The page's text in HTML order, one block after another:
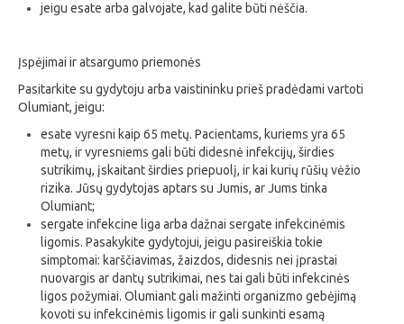
jeigu esate arba galvojate, kad galite būti nėščia.
Įspėjimai ir atsargumo priemonės
Pasitarkite su gydytoju arba vaistininku prieš pradėdami vartoti
Olumiant, jeigu:
esate vyresni kaip 65 metų. Pacientams, kuriems yra 65
metų, ir vyresniems gali būti didesnė infekcijų, širdies
sutrikimų, įskaitant širdies priepuolį, ir kai kurių rūšių vėžio
rizika. Jūsų gydytojas aptars su Jumis, ar Jums tinka
Olumiant;
sergate infekcine liga arba dažnai sergate infekcinėmis
ligomis. Pasakykite gydytojui, jeigu pasireiškia tokie
simptomai: karščiavimas, žaizdos, didesnis nei įprastai
nuovargis ar dantų sutrikimai, nes tai gali būti infekcinės
ligos požymiai. Olumiant gali mažinti organizmo gebėjimą
kovoti su infekcinėmis ligomis ir gali sunkinti esamą